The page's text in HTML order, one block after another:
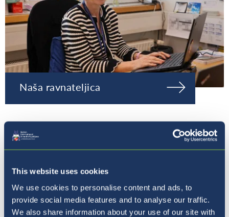
This website uses cookies
We use cookies to personalise content and ads, to
provide social media features and to analyse our traffic.
We also share information about your use of our site with
Naša ravnateljica